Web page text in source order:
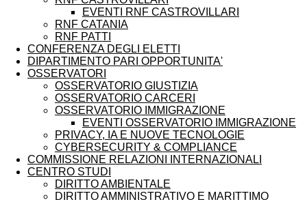
EVENTI RNF CASTROVILLARI
RNF CATANIA
RNF PATTI
CONFERENZA DEGLI ELETTI
DIPARTIMENTO PARI OPPORTUNITA'
OSSERVATORI
OSSERVATORIO GIUSTIZIA
OSSERVATORIO CARCERI
OSSERVATORIO IMMIGRAZIONE
EVENTI OSSERVATORIO IMMIGRAZIONE
PRIVACY, IA E NUOVE TECNOLOGIE
CYBERSECURITY & COMPLIANCE
COMMISSIONE RELAZIONI INTERNAZIONALI
CENTRO STUDI
DIRITTO AMBIENTALE
DIRITTO AMMINISTRATIVO E MARITTIMO